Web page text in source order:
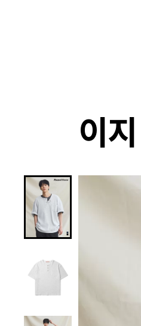
이